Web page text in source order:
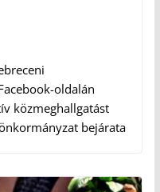
oldalán
közmeghallgatást
bejárata